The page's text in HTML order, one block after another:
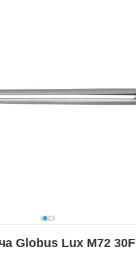
Globus Lux M72 30F